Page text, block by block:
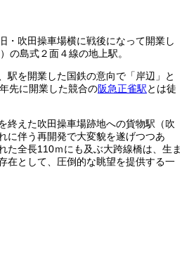
・吹田操車場横に戦後になって開業し
の島式２面４線の地上駅。
駅を開業した国鉄の意向で「岸辺」と
先に開業した競合の阪急正雀駅とは徒
終えた吹田操車場跡地への貨物駅（吹
に伴う再開発で大変貌を遂げつつあ
た全長110ｍにも及ぶ大跨線橋は、生ま
在として、圧倒的な眺望を提供する一